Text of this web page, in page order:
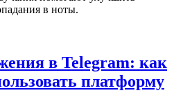
в ноты.
в Telegram: как
платформу